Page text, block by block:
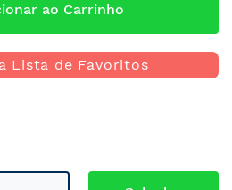
ao Carrinho
Lista de Favoritos